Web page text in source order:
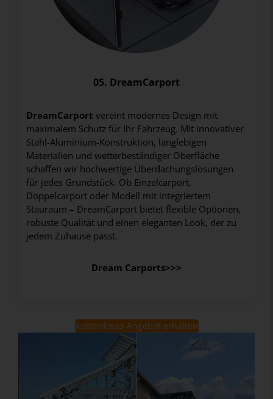
05. DreamCarport
DreamCarport vereint modernes Design mit
maximalem Schutz für Ihr Fahrzeug. Mit innovativer
Stahl-Aluminium-Konstruktion, langlebigen
Materialien und wetterbeständiger Oberfläche
schaffen wir hochwertige Überdachungslösungen
für jedes Grundstück. Ob Einzelcarport,
Doppelcarport oder Modell mit integriertem
Stauraum – DreamCarport bietet flexible Optionen,
robuste Qualität und einen eleganten Look, der zu
jedem Zuhause passt.
Dream Carports>>>
Kostenloses Angebot erhalten